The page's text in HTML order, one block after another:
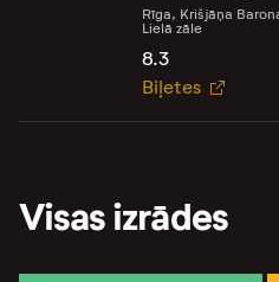
Rīga, Krišjāņa
Lielā zāle
8.3
Biļetes
Visas izrādes